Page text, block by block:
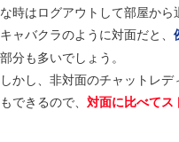
な時はログアウトして部屋から
キャバクラのように対面だと、
部分も多いでしょう。
しかし、非対面のチャットレ
もできるので、 対面に比べてス